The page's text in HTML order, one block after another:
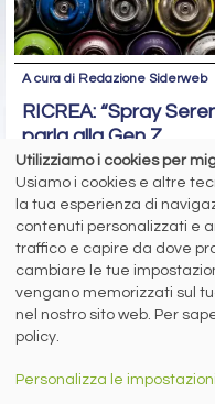
A cura di Redazione Siderweb
RICREA: “Spray
parla alla Gen Z
Oltre 6 milioni di contatti
sui social network per la
sul riciclo degli aerosol
siderweb
LA COMMUNITY DELL'ACCIAIO
Utilizziamo i cookies per
Usiamo i cookies e altre
la tua esperienza di
contenuti personalizzati e
traffico e capire da dove
cambiare le tue
vengano memorizzati sul
nel nostro sito web. Per
policy.
Personalizza le impostazioni